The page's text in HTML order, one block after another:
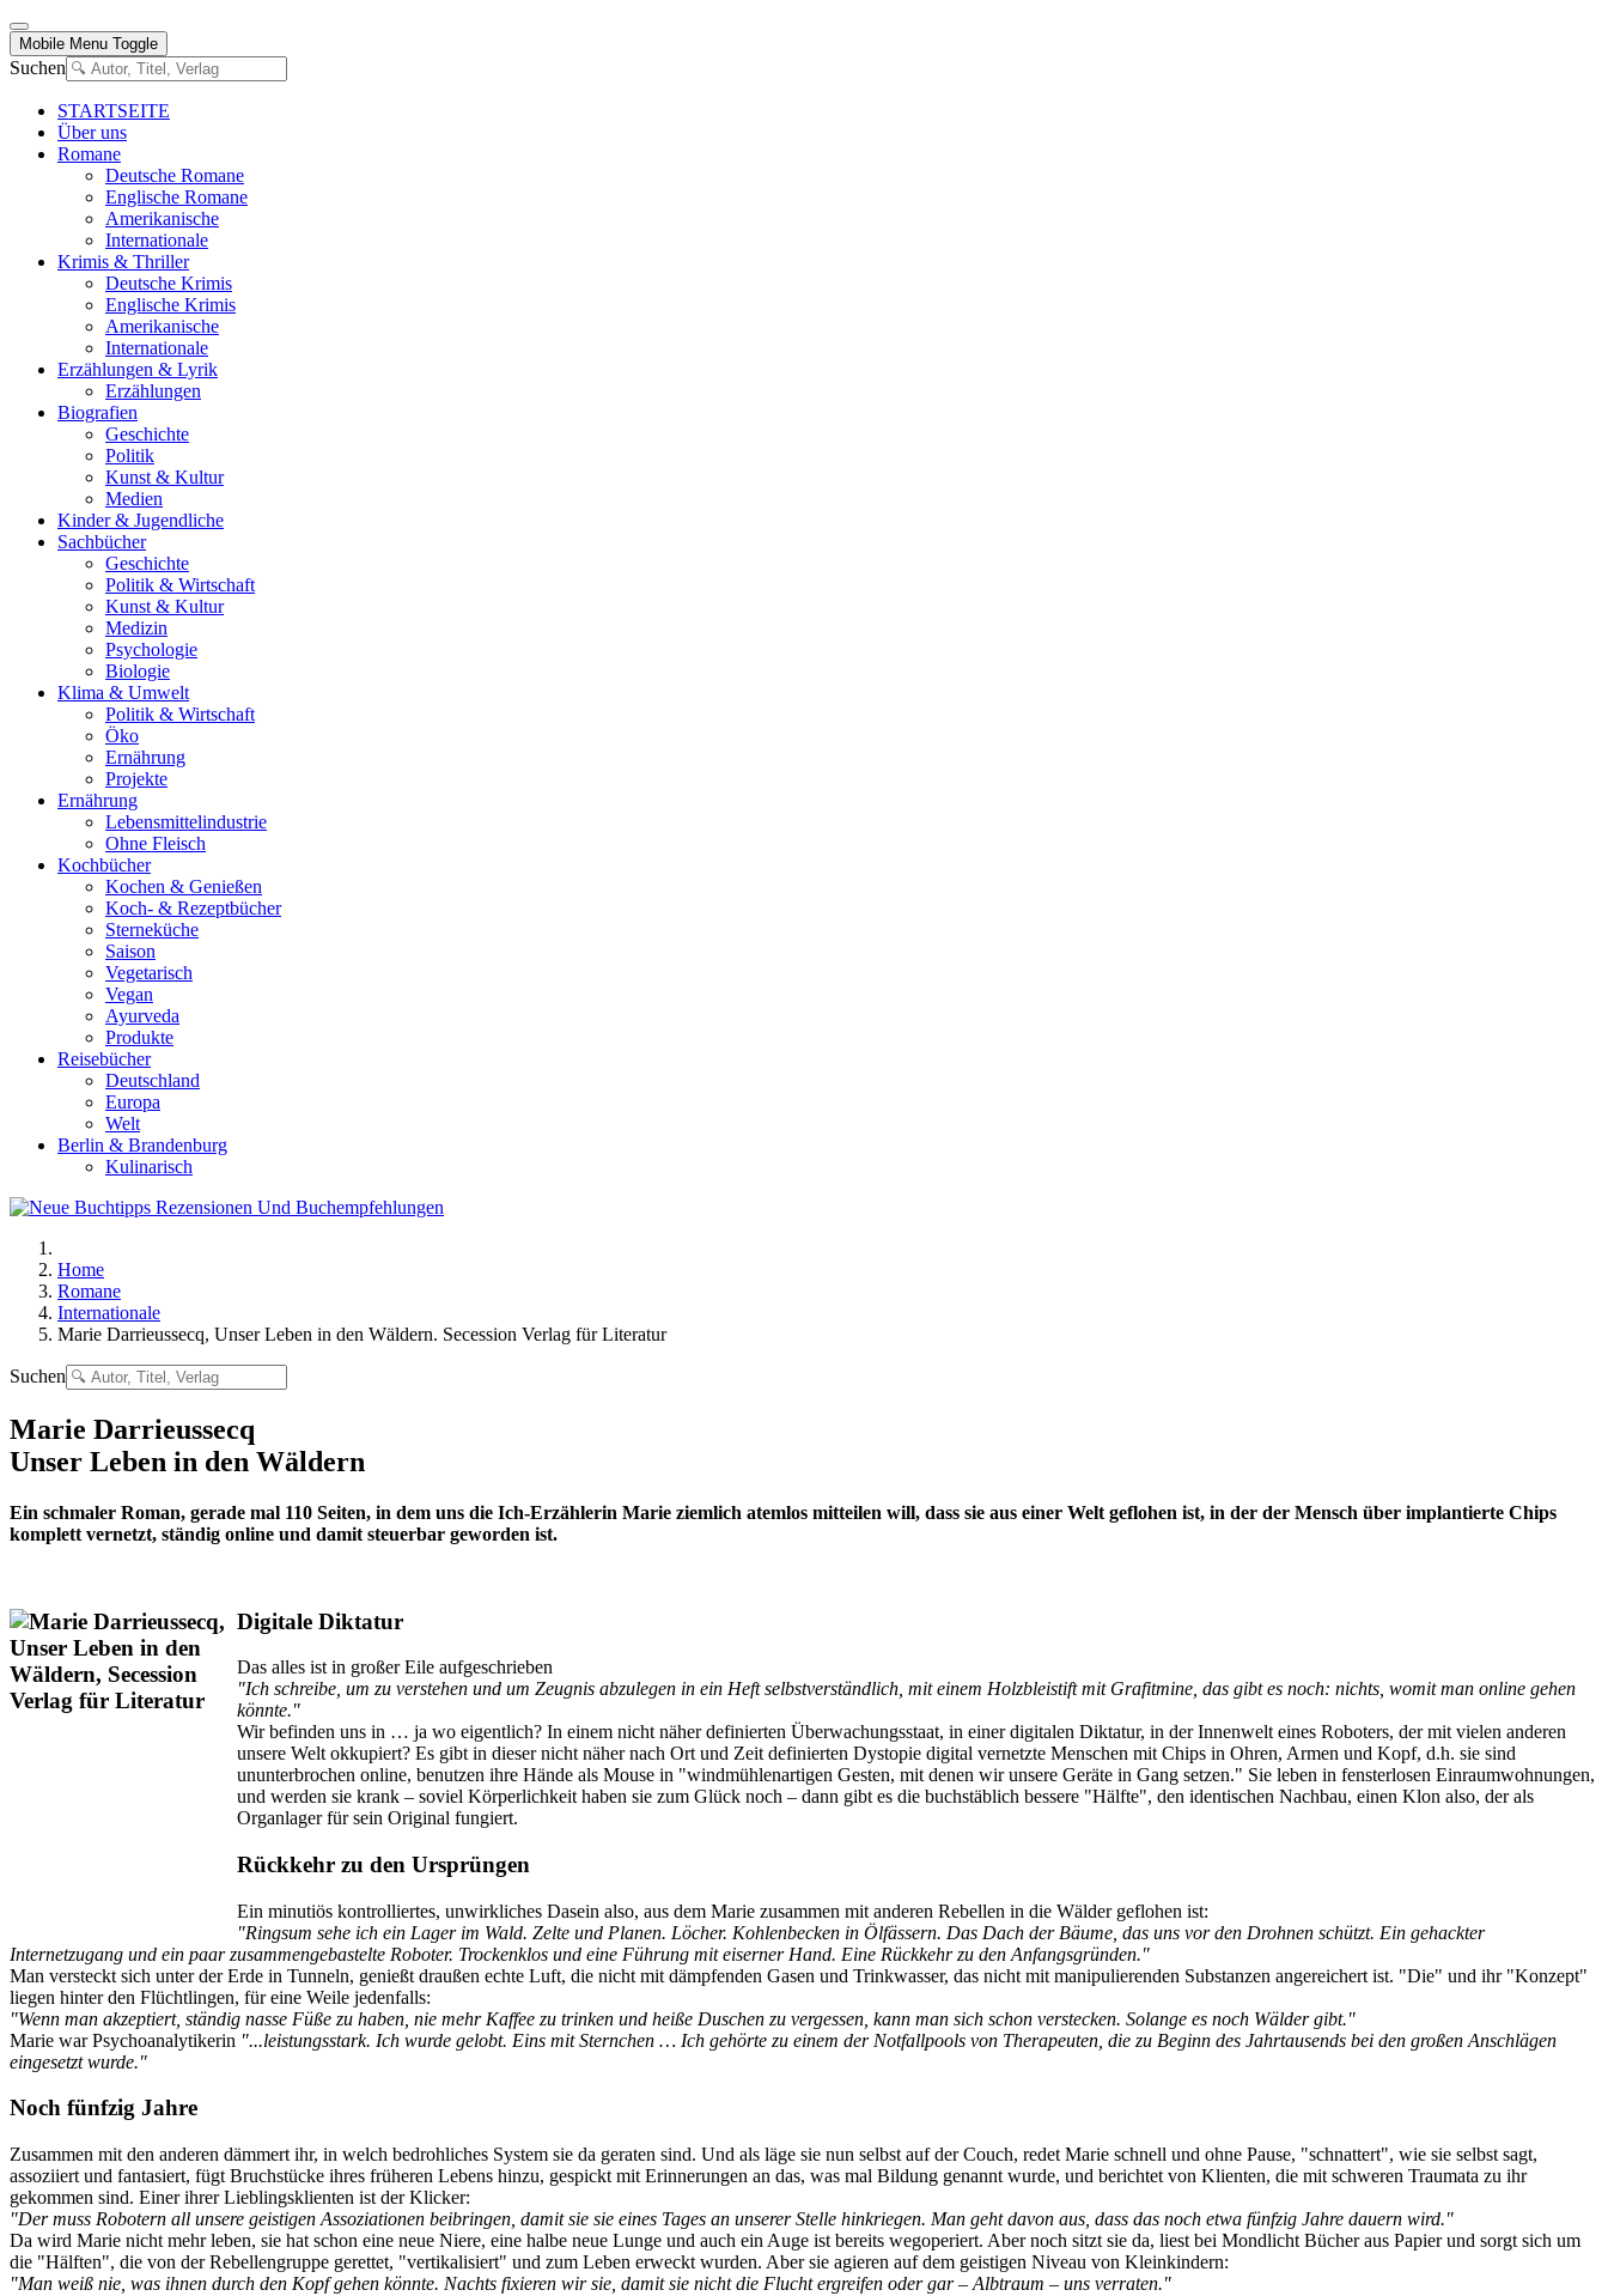
Mobile Menu Toggle
Suchen
STARTSEITE
Über uns
Romane
Deutsche Romane
Englische Romane
Amerikanische
Internationale
Krimis & Thriller
Deutsche Krimis
Englische Krimis
Amerikanische
Internationale
Erzählungen & Lyrik
Erzählungen
Biografien
Geschichte
Politik
Kunst & Kultur
Medien
Kinder & Jugendliche
Sachbücher
Geschichte
Politik & Wirtschaft
Kunst & Kultur
Medizin
Psychologie
Biologie
Klima & Umwelt
Politik & Wirtschaft
Öko
Ernährung
Projekte
Ernährung
Lebensmittelindustrie
Ohne Fleisch
Kochbücher
Kochen & Genießen
Koch- & Rezeptbücher
Sterneküche
Saison
Vegetarisch
Vegan
Ayurveda
Produkte
Reisebücher
Deutschland
Europa
Welt
Berlin & Brandenburg
Kulinarisch
Home
Romane
Internationale
Marie Darrieussecq, Unser Leben in den Wäldern. Secession Verlag für Literatur
Suchen
Marie Darrieussecq
Unser Leben in den Wäldern
Ein schmaler Roman, gerade mal 110 Seiten, in dem uns die Ich-Erzählerin Marie ziemlich atemlos mitteilen will, dass sie aus einer Welt geflohen ist, in der der Mensch über implantierte Chips
komplett vernetzt, ständig online und damit steuerbar geworden ist.
Digitale Diktatur
Das alles ist in großer Eile aufgeschrieben
"Ich schreibe, um zu verstehen und um Zeugnis abzulegen in ein Heft selbstverständlich, mit einem Holzbleistift mit Grafitmine, das gibt es noch: nichts, womit man online gehen
könnte."
Wir befinden uns in … ja wo eigentlich? In einem nicht näher definierten Überwachungsstaat, in einer digitalen Diktatur, in der Innenwelt eines Roboters, der mit vielen anderen
unsere Welt okkupiert? Es gibt in dieser nicht näher nach Ort und Zeit definierten Dystopie digital vernetzte Menschen mit Chips in Ohren, Armen und Kopf, d.h. sie sind
ununterbrochen online, benutzen ihre Hände als Mouse in "windmühlenartigen Gesten, mit denen wir unsere Geräte in Gang setzen." Sie leben in fensterlosen Einraumwohnungen,
und werden sie krank – soviel Körperlichkeit haben sie zum Glück noch – dann gibt es die buchstäblich bessere "Hälfte", den identischen Nachbau, einen Klon also, der als
Organlager für sein Original fungiert.
Rückkehr zu den Ursprüngen
Ein minutiös kontrolliertes, unwirkliches Dasein also, aus dem Marie zusammen mit anderen Rebellen in die Wälder geflohen ist:
"Ringsum sehe ich ein Lager im Wald. Zelte und Planen. Löcher. Kohlenbecken in Ölfässern. Das Dach der Bäume, das uns vor den Drohnen schützt. Ein gehackter
Internetzugang und ein paar zusammengebastelte Roboter. Trockenklos und eine Führung mit eiserner Hand. Eine Rückkehr zu den Anfangsgründen."
Man versteckt sich unter der Erde in Tunneln, genießt draußen echte Luft, die nicht mit dämpfenden Gasen und Trinkwasser, das nicht mit manipulierenden Substanzen angereichert ist. "Die" und ihr "Konzept"
liegen hinter den Flüchtlingen, für eine Weile jedenfalls:
"Wenn man akzeptiert, ständig nasse Füße zu haben, nie mehr Kaffee zu trinken und heiße Duschen zu vergessen, kann man sich schon verstecken. Solange es noch Wälder gibt."
Marie war Psychoanalytikerin "...leistungsstark. Ich wurde gelobt. Eins mit Sternchen … Ich gehörte zu einem der Notfallpools von Therapeuten, die zu Beginn des Jahrtausends bei den großen Anschlägen
eingesetzt wurde."
Noch fünfzig Jahre
Zusammen mit den anderen dämmert ihr, in welch bedrohliches System sie da geraten sind. Und als läge sie nun selbst auf der Couch, redet Marie schnell und ohne Pause, "schnattert", wie sie selbst sagt,
assoziiert und fantasiert, fügt Bruchstücke ihres früheren Lebens hinzu, gespickt mit Erinnerungen an das, was mal Bildung genannt wurde, und berichtet von Klienten, die mit schweren Traumata zu ihr
gekommen sind. Einer ihrer Lieblingsklienten ist der Klicker:
"Der muss Robotern all unsere geistigen Assoziationen beibringen, damit sie sie eines Tages an unserer Stelle hinkriegen. Man geht davon aus, dass das noch etwa fünfzig Jahre dauern wird."
Da wird Marie nicht mehr leben, sie hat schon eine neue Niere, eine halbe neue Lunge und auch ein Auge ist bereits wegoperiert. Aber noch sitzt sie da, liest bei Mondlicht Bücher aus Papier und sorgt sich um
die "Hälften", die von der Rebellengruppe gerettet, "vertikalisiert" und zum Leben erweckt wurden. Aber sie agieren auf dem geistigen Niveau von Kleinkindern:
"Man weiß nie, was ihnen durch den Kopf gehen könnte. Nachts fixieren wir sie, damit sie nicht die Flucht ergreifen oder gar – Albtraum – uns verraten."